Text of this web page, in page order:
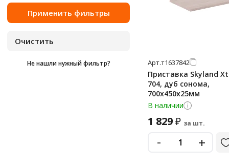
Не нашли нужный фильтр? Арт.т1637842
Приставка Skyland
704, дуб сонома,
700х450х25мм
В наличии
1 829₽ за шт.
- +